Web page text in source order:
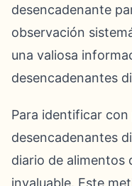
desencadenante
observación
una valiosa
desencadenantes
Para identificar
desencadenantes
diario de alimentos
invaluable. Este